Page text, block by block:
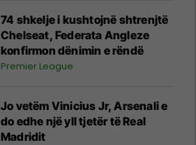
74 shkelje i kushtojnë shtrenjtë
Chelseat, Federata Angleze
konfirmon dënimin e rëndë
Premier League
Jo vetëm Vinicius Jr, Arsenali e
do edhe një yll tjetër të Real
Madridit